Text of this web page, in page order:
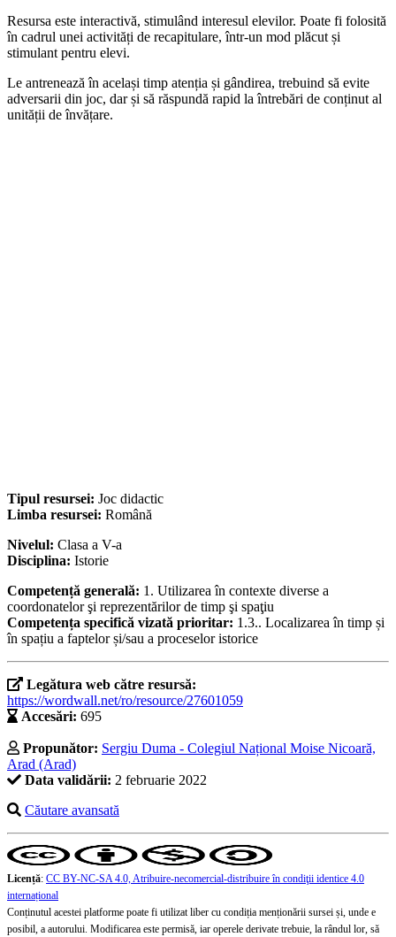
Resursa este interactivă, stimulând interesul elevilor. Poate fi folosită
în cadrul unei activități de recapitulare, într-un mod plăcut și
stimulant pentru elevi.
Le antrenează în același timp atenția și gândirea, trebuind să evite
adversarii din joc, dar și să răspundă rapid la întrebări de conținut al
unității de învățare.
Tipul resursei: Joc didactic
Limba resursei: Română
Nivelul: Clasa a V-a
Disciplina: Istorie
Competență generală: 1. Utilizarea în contexte diverse a
coordonatelor şi reprezentărilor de timp şi spaţiu
Competența specifică vizată prioritar: 1.3.. Localizarea în timp și
în spațiu a faptelor și/sau a proceselor istorice
Legătura web către resursă:
https://wordwall.net/ro/resource/27601059
Accesări: 695
Propunător: Sergiu Duma - Colegiul Național Moise Nicoară,
Arad (Arad)
Data validării: 2 februarie 2022
Căutare avansată
Licență: CC BY-NC-SA 4.0, Atribuire-necomercial-distribuire în condiţii identice 4.0
internațional
Conținutul acestei platforme poate fi utilizat liber cu condiția menționării sursei și, unde e
posibil, a autorului. Modificarea este permisă, iar operele derivate trebuie, la rândul lor, să